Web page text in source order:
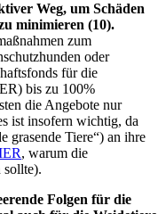
Weg, um Schäden
minimieren (10).
zum
oder
für die
bis zu 100%
die Angebote nur
ist insofern wichtig, da
grasende Tiere“) an ihre
, warum die
Folgen für die